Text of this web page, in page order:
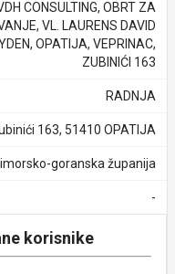
CONSULTING, OBRT ZA
VL. LAURENS DAVID
OPATIJA, VEPRINAC,
ZUBINIĆI 163
RADNJA
163, 51410 OPATIJA
goranska županija
-
korisnike